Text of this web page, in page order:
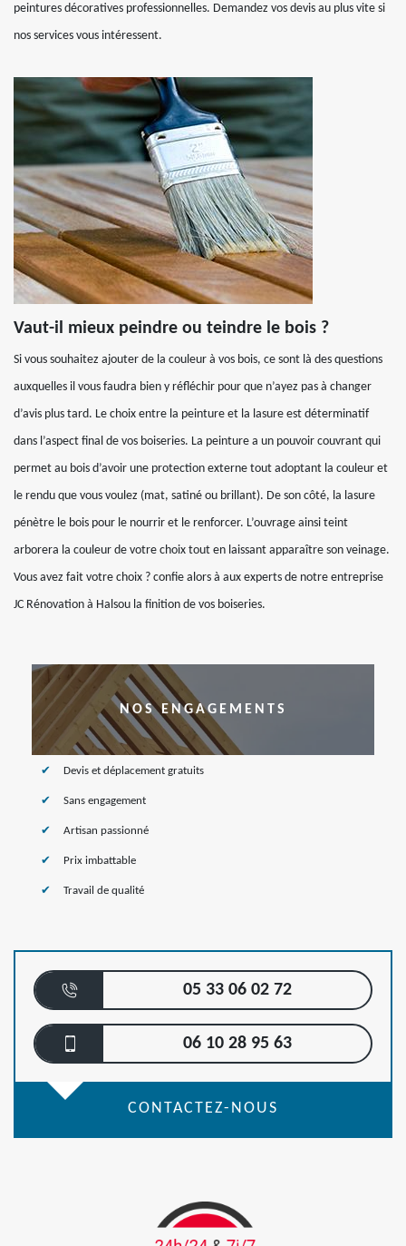
peintures décoratives professionnelles. Demandez vos devis au plus vite si
nos services vous intéressent.
Vaut-il mieux peindre ou teindre le bois ?
Si vous souhaitez ajouter de la couleur à vos bois, ce sont là des questions
auxquelles il vous faudra bien y réfléchir pour que n’ayez pas à changer
d’avis plus tard. Le choix entre la peinture et la lasure est déterminatif
dans l’aspect final de vos boiseries. La peinture a un pouvoir couvrant qui
permet au bois d’avoir une protection externe tout adoptant la couleur et
le rendu que vous voulez (mat, satiné ou brillant). De son côté, la lasure
pénètre le bois pour le nourrir et le renforcer. L’ouvrage ainsi teint
arborera la couleur de votre choix tout en laissant apparaître son veinage.
Vous avez fait votre choix ? confie alors à aux experts de notre entreprise
JC Rénovation à Halsou la finition de vos boiseries.
NOS ENGAGEMENTS
Devis et déplacement gratuits
Sans engagement
Artisan passionné
Prix imbattable
Travail de qualité
05 33 06 02 72
06 10 28 95 63
CONTACTEZ-NOUS